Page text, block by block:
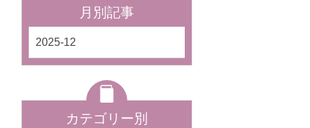
月別記事
2025-12
カテゴリー別